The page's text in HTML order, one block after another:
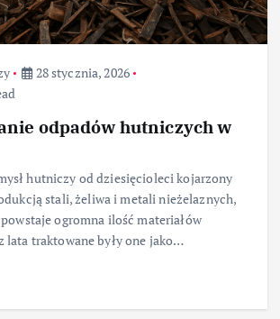
28 stycznia, 2026
odpadów hutniczych w
hutniczy od dziesięcioleci kojarzony
stali, żeliwa i metali nieżelaznych,
ogromna ilość materiałów
lata traktowane były one jako…